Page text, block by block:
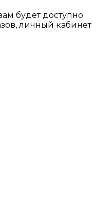
будет доступно
личный кабинет